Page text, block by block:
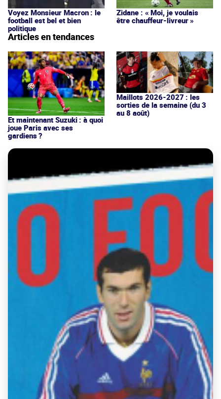
Voyez Monsieur Macron : le
football est bel et bien
politique
Zidane : « Moi, je voulais
être chauffeur-livreur »
Articles en tendances
Et maintenant Suzuki : à quoi
joue Paris avec ses
gardiens ?
Maillots 2026-2027 : les
sorties de la semaine (du 3
au 8 août)